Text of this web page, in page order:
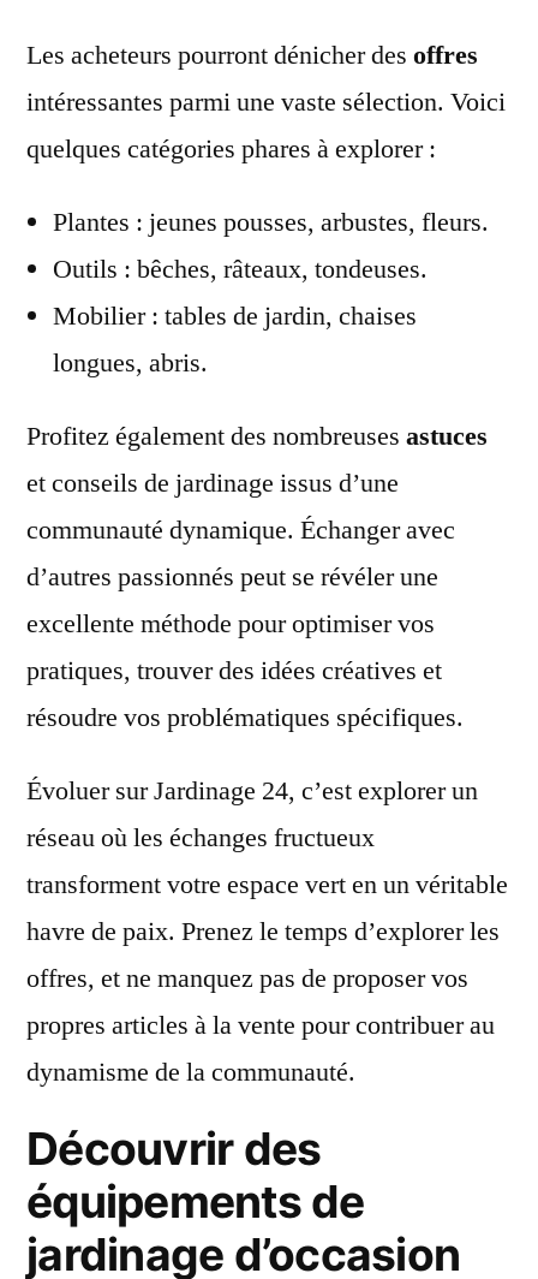
Les acheteurs pourront dénicher des offres
intéressantes parmi une vaste sélection. Voici
quelques catégories phares à explorer :
Plantes : jeunes pousses, arbustes, fleurs.
Outils : bêches, râteaux, tondeuses.
Mobilier : tables de jardin, chaises
longues, abris.
Profitez également des nombreuses astuces
et conseils de jardinage issus d’une
communauté dynamique. Échanger avec
d’autres passionnés peut se révéler une
excellente méthode pour optimiser vos
pratiques, trouver des idées créatives et
résoudre vos problématiques spécifiques.
Évoluer sur Jardinage 24, c’est explorer un
réseau où les échanges fructueux
transforment votre espace vert en un véritable
havre de paix. Prenez le temps d’explorer les
offres, et ne manquez pas de proposer vos
propres articles à la vente pour contribuer au
dynamisme de la communauté.
Découvrir des
équipements de
jardinage d’occasion